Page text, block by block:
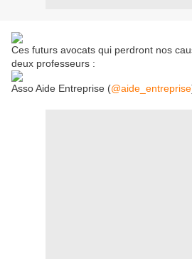
Ces futurs avocats qui perdront nos
deux professeurs :
Asso Aide Entreprise (@aide_entreprise